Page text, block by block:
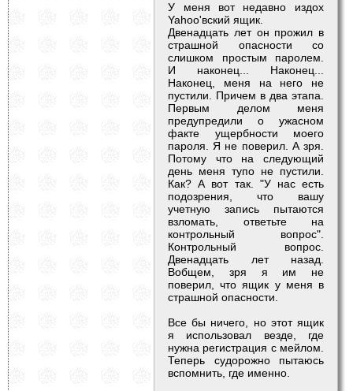
У меня вот недавно издох
Yahoo'вский ящик.
Двенадцать лет он прожил в
страшной опасности со
слишком простым паролем.
И наконец... Наконец...
Наконец, меня на него не
пустили. Причем в два этапа.
Первым делом меня
предупредили о ужасном
факте ущербности моего
пароля. Я не поверил. А зря.
Потому что на следующий
день меня тупо не пустили.
Как? А вот так. "У нас есть
подозрения, что вашу
учетную запись пытаются
взломать, ответьте на
контрольный вопрос".
Контрольный вопрос.
Двенадцать лет назад.
Вобщем, зря я им не
поверил, что ящик у меня в
страшной опасности.
Все бы ничего, но этот ящик
я использовал везде, где
нужна регистрация с мейлом.
Теперь судорожно пытаюсь
вспомнить, где именно.